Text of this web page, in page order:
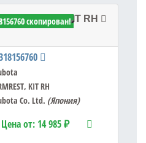
ARMREST, KIT RH
KIT RH
Co. Ltd. (Япония)
Цена от: 14 985 ₽
скопирован!